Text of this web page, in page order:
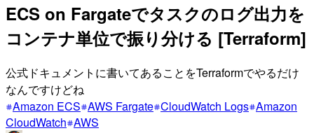
ECS on Fargateでタスクのログ出力を
コンテナ単位で振り分ける [Terraform]
公式ドキュメントに書いてあることをTerraformでやるだけ
なんですけどね
Amazon ECS AWS Fargate CloudWatch Logs Amazon
CloudWatch AWS